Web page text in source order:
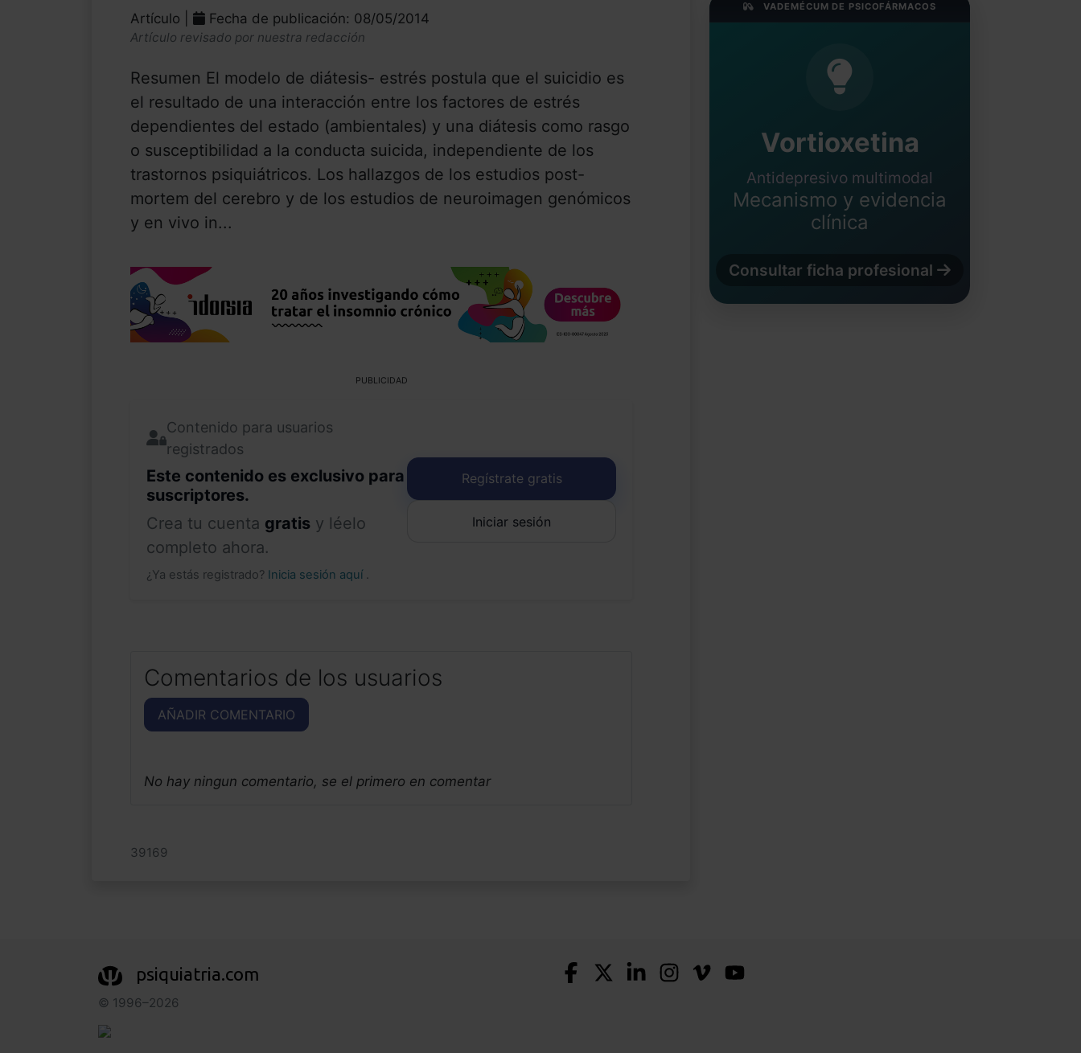
Artículo | Fecha de publicación: 08/05/2014
Artículo revisado por nuestra redacción
Resumen El modelo de diátesis- estrés postula que el suicidio es
el resultado de una interacción entre los factores de estrés
dependientes del estado (ambientales) y una diátesis como rasgo
o susceptibilidad a la conducta suicida, independiente de los
trastornos psiquiátricos. Los hallazgos de los estudios post-
mortem del cerebro y de los estudios de neuroimagen genómicos
y en vivo in...
PUBLICIDAD
Contenido para usuarios
registrados
Este contenido es exclusivo para
suscriptores.
Crea tu cuenta gratis y léelo
completo ahora.
¿Ya estás registrado? Inicia sesión aquí .
Regístrate gratis
Iniciar sesión
Comentarios de los usuarios
AÑADIR COMENTARIO
No hay ningun comentario, se el primero en comentar
39169
VADEMÉCUM DE PSICOFÁRMACOS
Vortioxetina
Antidepresivo multimodal
Mecanismo y evidencia
clínica
Consultar ficha profesional
psiquiatria.com
© 1996–2026